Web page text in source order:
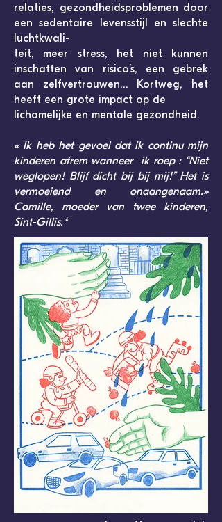
relaties, gezondheidsproblemen door
een sedentaire levensstijl en slechte
luchtkwali-
teit, meer stress, het niet kunnen
inschatten van risico’s, een gebrek
aan zelfvertrouwen… Kortweg, het
heeft een grote impact op de
lichamelijke en mentale gezondheid.
« Ik heb het gevoel dat ik continu mijn
kinderen afrem wanneer ik roep : “Niet
weglopen! Blijf dicht bij bij mij!” Het is
vermoeiend en onaangenaam.»
Camille, moeder van twee kinderen,
Sint-Gillis.*